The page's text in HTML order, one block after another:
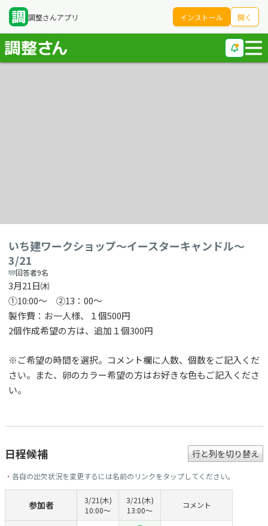
調整さんアプリ インストール 開く
いち建ワークショップ～イースターキャンドル～
3/21
回答者9名
3月21日㈭
①10:00～ ②13：00～
製作費：お一人様、１個500円
2個作成希望の方は、追加１個300円
※ご希望の時間を選択。コメント欄に人数、個数をご記入くだ
さい。また、卵のカラー希望の方はお好きな色もご記入くださ
い。
日程候補 行と列を切り替え
・各自の出欠状況を変更するには名前のリンクをタップしてください。
参加者
3/21(木)
10:00〜
3/21(木)
13:00〜
コメント